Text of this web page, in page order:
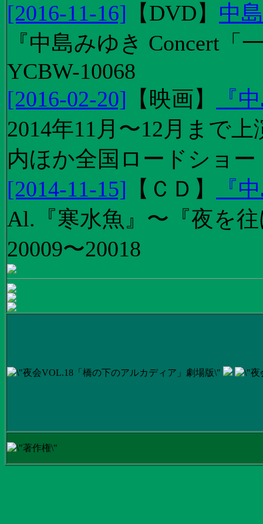
[2016-11-16] 【DVD】 中
『中島みゆき Concert
YCBW-10068
[2016-02-20] 【 映画】
『
2014年11月〜12月まで
内ほか全国ロードショー
[2014-11-15] 【 ＣＤ 】
『
Al.『寒水魚』〜『夜を
20009〜20018